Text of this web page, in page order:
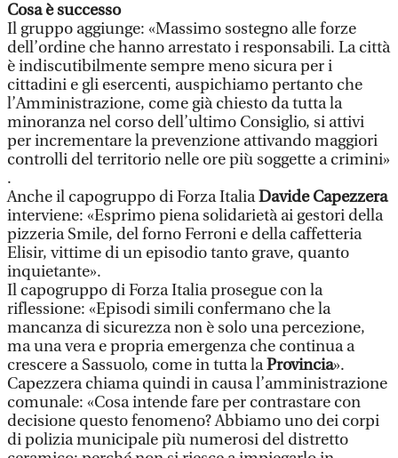
Cosa è successo
Il gruppo aggiunge: «Massimo sostegno alle forze
dell’ordine che hanno arrestato i responsabili. La città
è indiscutibilmente sempre meno sicura per i
cittadini e gli esercenti, auspichiamo pertanto che
l’Amministrazione, come già chiesto da tutta la
minoranza nel corso dell’ultimo Consiglio, si attivi
per incrementare la prevenzione attivando maggiori
controlli del territorio nelle ore più soggette a crimini»
.
Anche il capogruppo di Forza ItaliaDavide Capezzera
interviene: «Esprimo piena solidarietà ai gestori della
pizzeria Smile, del forno Ferroni e della caffetteria
Elisir, vittime di un episodio tanto grave, quanto
inquietante».
Il capogruppo di Forza Italia prosegue con la
riflessione: «Episodi simili confermano che la
mancanza di sicurezza non è solo una percezione,
ma una vera e propria emergenza che continua a
crescere a Sassuolo, come in tutta laProvincia».
Capezzera chiama quindi in causa l’amministrazione
comunale: «Cosa intende fare per contrastare con
decisione questo fenomeno? Abbiamo uno dei corpi
di polizia municipale più numerosi del distretto